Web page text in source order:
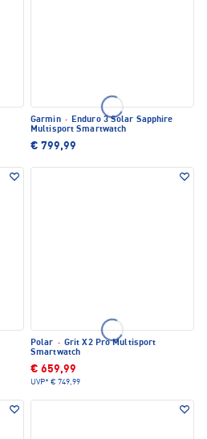
Garmin · Enduro 3 Solar Sapphire
Multisport Smartwatch
€ 799,99
Polar · Grit X2 Pro Multisport
Smartwatch
€ 659,99
UVP* € 749,99